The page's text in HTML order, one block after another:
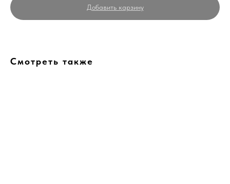
Добавить карзину
Смотреть также